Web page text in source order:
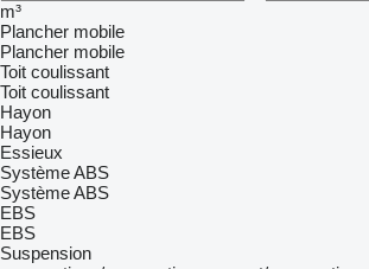
m³
Plancher mobile
Plancher mobile
Toit coulissant
Toit coulissant
Hayon
Hayon
Essieux
Système ABS
Système ABS
EBS
EBS
Suspension